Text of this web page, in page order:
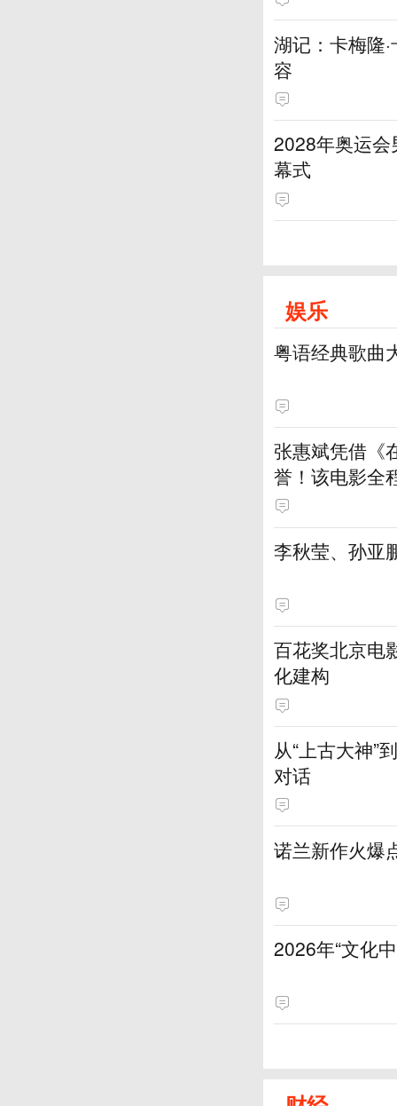
湖记：卡梅隆
容
2028年奥运
幕式
娱乐
粤语经典歌曲
张惠斌凭借《
誉！该电影全
土演员
李秋莹、孙亚
百花奖北京电
化建构
从“上古大神”
对话
诺兰新作火爆
2026年“文化